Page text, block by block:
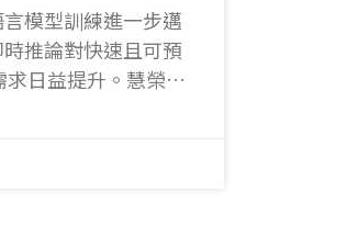
模型訓練進一步邁
推論對快速且可預
日益提升。慧榮科
（Future of
聚焦AI工廠、邊緣